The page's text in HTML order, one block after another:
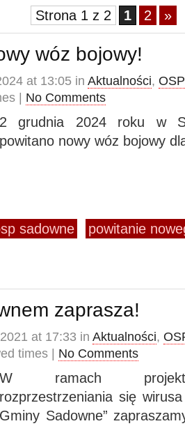
Strona 1 z 2 1 2 »
wóz bojowy!
at 13:05 in Aktualności,
| No Comments
2 grudnia 2024 roku w
powitano nowy wóz bojowy
sadowne powitanie
zaprasza!
at 17:33 in Aktualności,
times | No Comments
W ramach projektu
rozprzestrzeniania się
Gminy Sadowne”